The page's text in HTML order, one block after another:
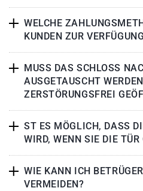
WELCHE
KUNDEN ZUR
MUSS DAS SCHLOSS
AUSGETAUSCHT
ZERSTÖRUNGSFREI
ST ES MÖGLICH, DASS
WIRD, WENN SIE DIE TÜR
WIE KANN ICH
VERMEIDEN?